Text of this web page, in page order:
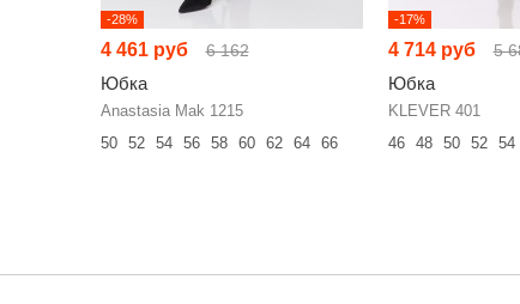
-28%
4 461 руб 6 162
Юбка
Anastasia Mak 1215
50
52 54 56 58 60 62 64 66
-17%
4 714 руб 5
Юбка
KLEVER 401
46
48 50 52 54